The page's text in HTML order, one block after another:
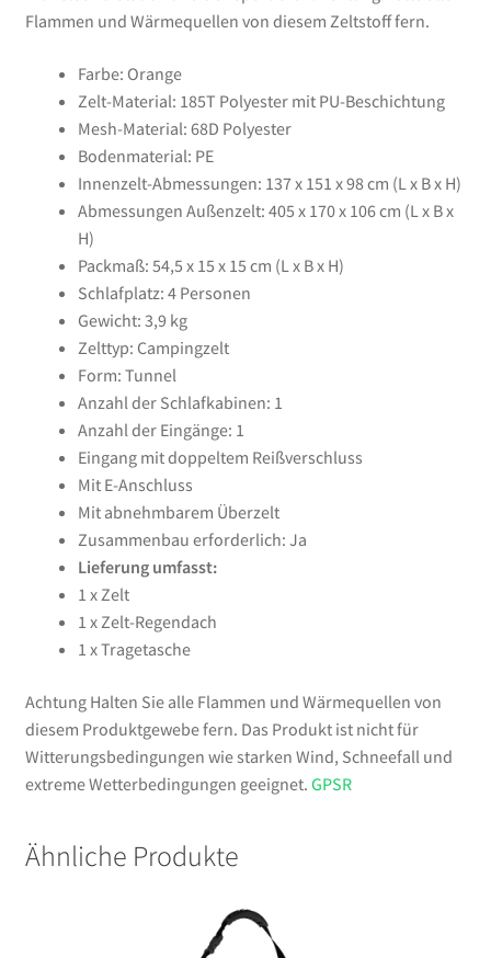
Flammen und Wärmequellen von diesem Zeltstoff fern.
Farbe: Orange
Zelt-Material: 185T Polyester mit PU-Beschichtung
Mesh-Material: 68D Polyester
Bodenmaterial: PE
Innenzelt-Abmessungen: 137 x 151 x 98 cm (L x B x H)
Abmessungen Außenzelt: 405 x 170 x 106 cm (L x B x
H)
Packmaß: 54,5 x 15 x 15 cm (L x B x H)
Schlafplatz: 4 Personen
Gewicht: 3,9 kg
Zelttyp: Campingzelt
Form: Tunnel
Anzahl der Schlafkabinen: 1
Anzahl der Eingänge: 1
Eingang mit doppeltem Reißverschluss
Mit E-Anschluss
Mit abnehmbarem Überzelt
Zusammenbau erforderlich: Ja
Lieferung umfasst:
1 x Zelt
1 x Zelt-Regendach
1 x Tragetasche
Achtung Halten Sie alle Flammen und Wärmequellen von
diesem Produktgewebe fern. Das Produkt ist nicht für
Witterungsbedingungen wie starken Wind, Schneefall und
extreme Wetterbedingungen geeignet. GPSR
Ähnliche Produkte